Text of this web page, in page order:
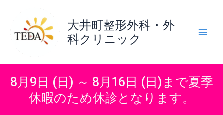
ッ
大井町整形外科・外
科クリニック
8月9日 (日) ～ 8月16日 (日)まで夏季
休暇のため休診となります。